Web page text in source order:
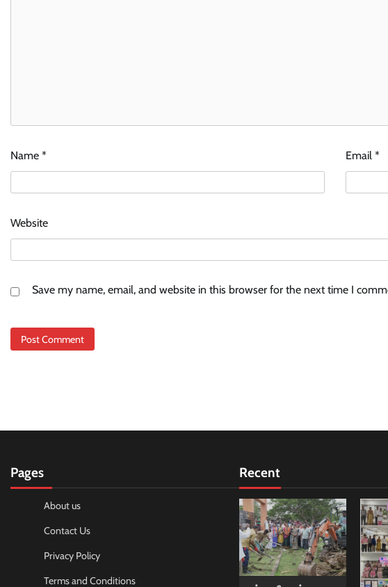
Name * Email*
Website
Save my name, email, and website in this browser for the next time I
Pages
About us
Contact Us
Privacy Policy
Terms and Conditions
Recent